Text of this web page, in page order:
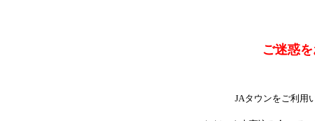
ご迷惑
JAタウンをご利用